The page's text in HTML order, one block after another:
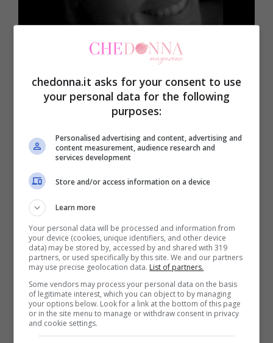
L’operazione richiede due secondi, decidi
di continuare..eppure, proprio quei due
secondi possono valere una vita intera.
Due secondi bastano a spezzare una
fragile vita.
Questa è la storia di Courtney Sanford, una
dolce trentaduenne di New York, che come
molti di noi trascinata dalle note della
canzone “Happy” di Pharrell Williams si è
sentita felice e l’ha voluto comunicare al
mondo ma purtroppo facendolo ha perso
la vita. Per pubblicare, mentre guidava, il
chedonna.it asks for your consent to use
your personal data for the following
purposes:
Personalised advertising and content, advertising and
content measurement, audience research and
services development
Store and/or access information on a device
Learn more
Your personal data will be processed and information from
your device (cookies, unique identifiers, and other device
data) may be stored by, accessed by and shared with 319
partners, or used specifically by this site. We and our partners
may use precise geolocation data. List of partners.
Some vendors may process your personal data on the basis
of legitimate interest, which you can object to by managing
your options below. Look for a link at the bottom of this page
or in the site menu to manage or withdraw consent in privacy
and cookie settings.